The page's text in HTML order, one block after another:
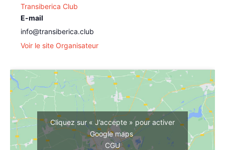
Transiberica Club
E-mail
info@transiberica.club
Voir le site Organisateur
Cliquez sur « J’accepte » pour activer
Google maps
CGU